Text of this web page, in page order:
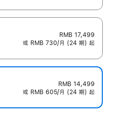
RMB 17,499
或 RMB 730/月 (24 期) 起
RMB 14,499
或 RMB 605/月 (24 期) 起